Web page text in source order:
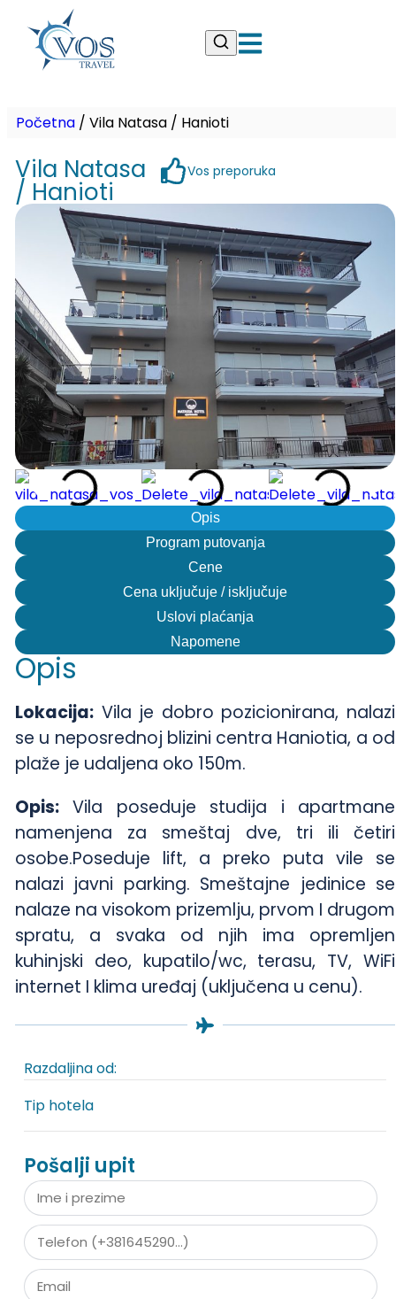
Početna / Vila Natasa / Hanioti
Vila Natasa
/ Hanioti
Vos preporuka
Opis
Program putovanja
Cene
Cena uključuje / isključuje
Uslovi plaćanja
Napomene
Opis
Lokacija:Vila je dobro pozicionirana, nalazi
se u neposrednoj blizini centra Haniotia, a od
plaže je udaljena oko 150m.
Opis:Vila poseduje studija i apartmane
namenjena za smeštaj dve, tri ili četiri
osobe.Poseduje lift, a preko puta vile se
nalazi javni parking. Smeštajne jedinice se
nalaze na visokom prizemlju, prvom I drugom
spratu, a svaka od njih ima opremljen
kuhinjski deo, kupatilo/wc, terasu, TV, WiFi
internet I klima uređaj (uključena u cenu).
Razdaljina od:
Tip hotela
Pošalji upit